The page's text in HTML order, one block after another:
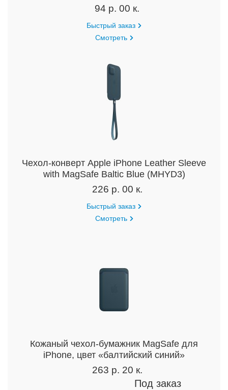
94 р. 00 к.
Быстрый заказ
Смотреть
Чехол-конверт Apple iPhone Leather Sleeve
with MagSafe Baltic Blue (MHYD3)
226 р. 00 к.
Быстрый заказ
Смотреть
Кожаный чехол-бумажник MagSafe для
iPhone, цвет «балтийский синий»
263 р. 20 к.
Под заказ